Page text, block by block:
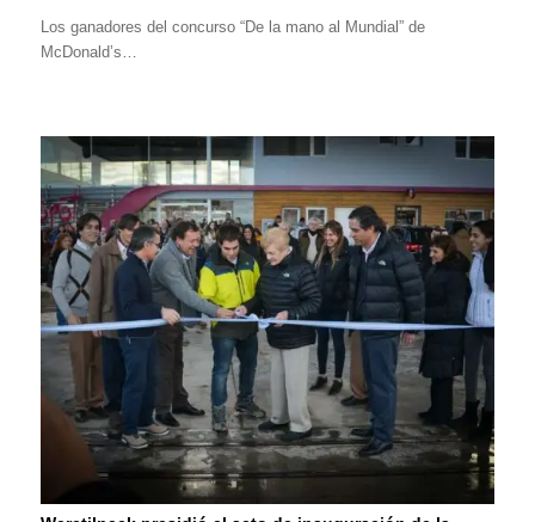
Los ganadores del concurso “De la mano al Mundial” de
McDonald’s…